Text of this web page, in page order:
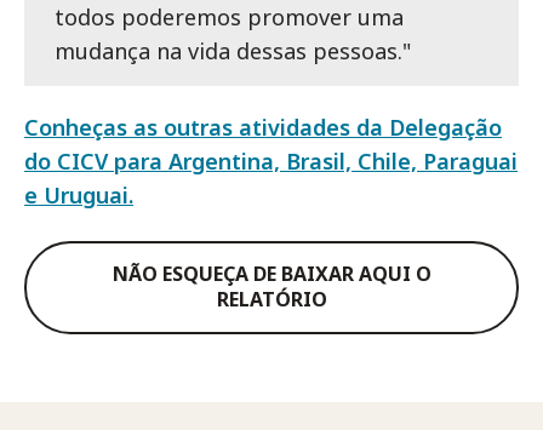
todos poderemos promover uma
mudança na vida dessas pessoas."
Conheças as outras atividades da Delegação
do CICV para Argentina, Brasil, Chile, Paraguai
e Uruguai.
NÃO ESQUEÇA DE BAIXAR AQUI O
RELATÓRIO